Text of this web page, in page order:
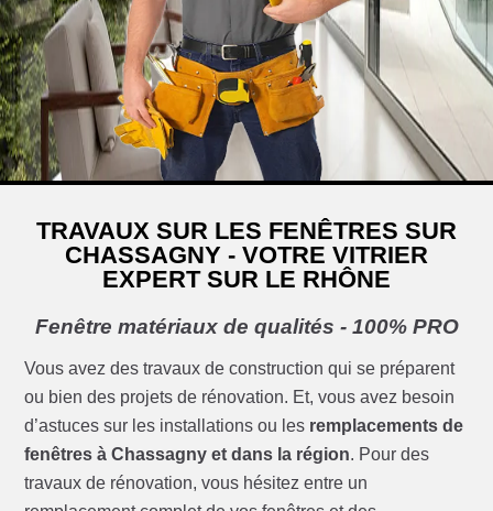
TRAVAUX SUR LES FENÊTRES SUR
CHASSAGNY - VOTRE VITRIER
EXPERT SUR LE RHÔNE
Fenêtre matériaux de qualités - 100% PRO
Vous avez des travaux de construction qui se préparent
ou bien des projets de rénovation. Et, vous avez besoin
d’astuces sur les installations ou les remplacements de
fenêtres à Chassagny et dans la région. Pour des
travaux de rénovation, vous hésitez entre un